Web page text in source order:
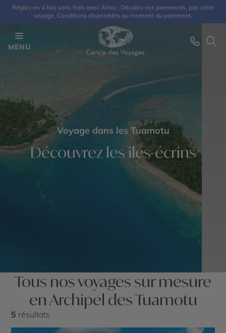
Réglez en 4 fois sans frais avec Alma : Décalez vos paiements, pas votre
voyage. Conditions disponibles au moment du paiement.
MENU
Voyage dans les Tuamotu
Découvrez les îles-écrins
Tous nos voyages sur mesure
en Archipel des Tuamotu
5 résultats